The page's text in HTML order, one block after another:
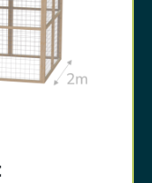
werden!
Boden
zusätzliche
5 von 5 Sternen